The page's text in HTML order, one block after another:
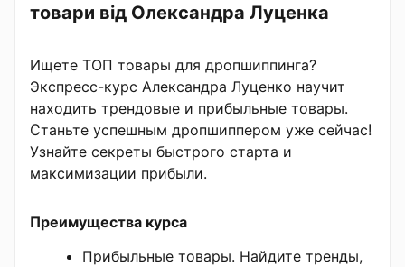
товари від Олександра Луценка
Ищете ТОП товары для дропшиппинга?
Экспресс-курс Александра Луценко научит
находить трендовые и прибыльные товары.
Станьте успешным дропшиппером уже сейчас!
Узнайте секреты быстрого старта и
максимизации прибыли.
Преимущества курса
Прибыльные товары. Найдите тренды,